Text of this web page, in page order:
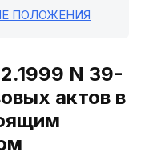
ПОЛОЖЕНИЯ
N 39-
актов в